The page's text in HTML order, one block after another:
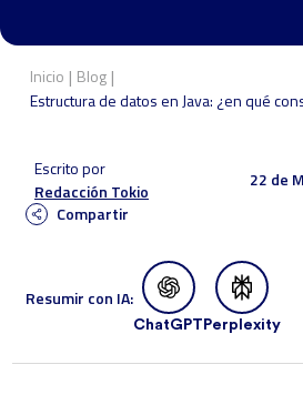
Inicio | Blog |
Estructura de datos en Java: ¿en qué
Escrito por
Redacción Tokio
22 de
Compartir
Resumir con IA:
ChatGPT Perplexity